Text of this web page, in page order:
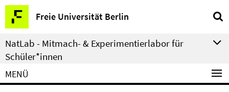
Springe
direkt
zu
Inhalt
Freie Universität Berlin
Service-
Navigation
NatLab - Mitmach- & Experimentierlabor für
Schüler*innen
MENÜ